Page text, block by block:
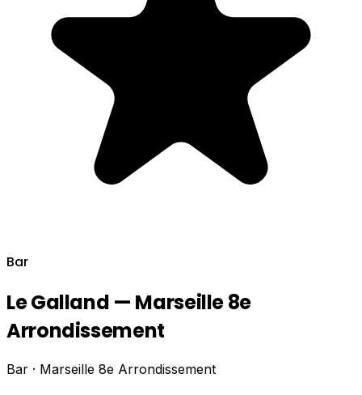
Bar
Le Galland — Marseille 8e
Arrondissement
Bar · Marseille 8e Arrondissement